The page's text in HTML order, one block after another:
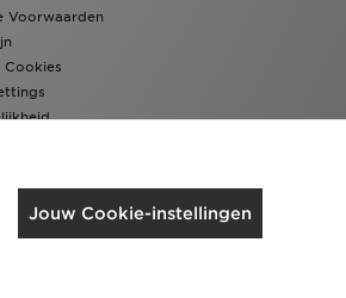
Voorwaarden
Cookies
de volgende betaalmethoden
Jouw Cookie-instellingen